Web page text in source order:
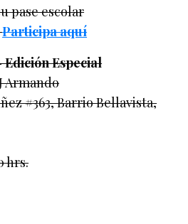
pase escolar
Participa aquí
Edición Especial
Armando
#363, Barrio Bellavista,
hrs.